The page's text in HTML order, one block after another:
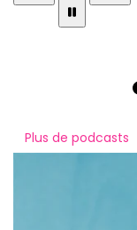
Plus de podcasts